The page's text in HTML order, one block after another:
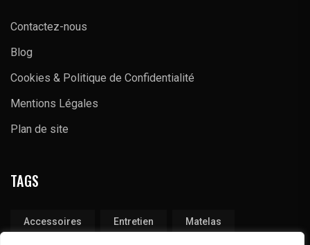
Contactez-nous
Blog
Cookies & Politique de Confidentialité
Mentions Légales
Plan de site
TAGS
Accessoires Entretien Matelas